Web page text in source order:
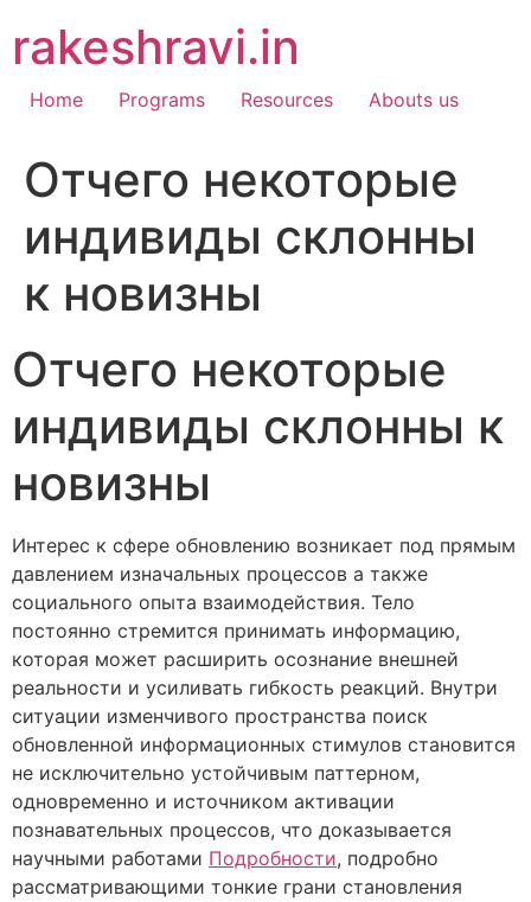
to
content
rakeshravi.in
Home Programs Resources Abouts us
Отчего некоторые
индивиды склонны
к новизны
Отчего некоторые
индивиды склонны к
новизны
Интерес к сфере обновлению возникает под прямым
давлением изначальных процессов а также
социального опыта взаимодействия. Тело
постоянно стремится принимать информацию,
которая может расширить осознание внешней
реальности и усиливать гибкость реакций. Внутри
ситуации изменчивого пространства поиск
обновленной информационных стимулов становится
не исключительно устойчивым паттерном,
одновременно и источником активации
познавательных процессов, что доказывается
научными работами Подробности, подробно
рассматривающими тонкие грани становления